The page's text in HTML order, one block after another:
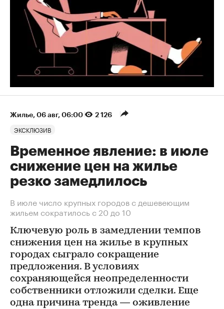
Жилье⁠, 06 авг, 06:00 2 126
ЭКСКЛЮЗИВ
Временное явление: в июле
снижение цен на жилье
резко замедлилось
В июле число крупных городов с дешевеющим
жильем сократилось с 20 до 10
Ключевую роль в замедлении темпов
снижения цен на жилье в крупных
городах сыграло сокращение
предложения. В условиях
сохраняющейся неопределенности
собственники отложили сделки. Еще
одна причина тренда — оживление